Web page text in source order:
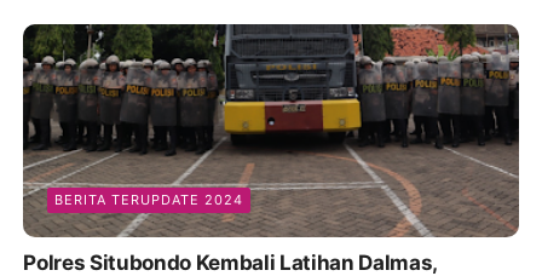
BERITA TERUPDATE 2024
Polres Situbondo Kembali Latihan Dalmas,